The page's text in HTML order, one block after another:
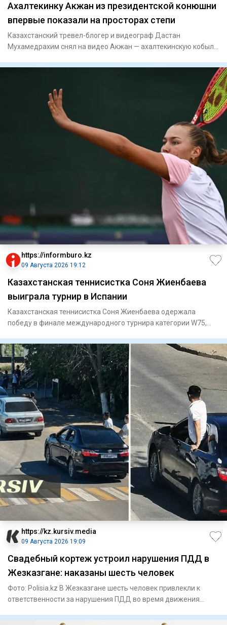
Ахалтекинку Акжан из президентской конюшни
впервые показали на просторах степи
Казахстанский тревел-блогер и видеограф Дастан
Мухамедрахим снял на видео Акжан — ахалтекинскую кобылу
https://informburo.kz
09 Августа 2026 19:12
Казахстанская теннисистка Соня Жиенбаева
выиграла турнир в Испании
Казахстанская теннисистка Соня Жиенбаева одержала
победу в финале международного турнира категории W75,
https://kz.kursiv.media
09 Августа 2026 19:09
Свадебный кортеж устроил нарушения ПДД в
Жезказгане: наказаны шесть человек
Фото: Polisia.kz В Жезказгане шесть человек привлекли к
ответственности за нарушения ПДД во время движения